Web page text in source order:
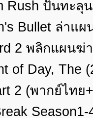
Rush ปั่นทะลุ
Bullet ล่าแ
2 พลิกแผนฆ่
of Day,
2 (พากย์ไทย